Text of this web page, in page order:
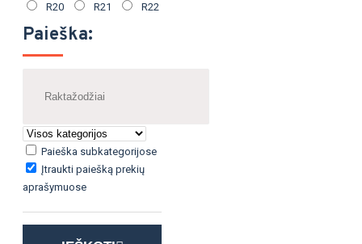
R20
R21 R22
Paieška:
Paieška subkategorijose
Įtraukti paiešką prekių
aprašymuose